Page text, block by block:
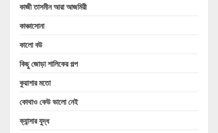
কাজী তাসমীন আরা আজমিরী
কাঞ্চাসোনা
কালো বউ
কিছু জোড়া শালিকের গল্প
কুয়াশার মতো
কোথাও কেউ ভালো নেই
ক্যান্সার যুদ্ধ